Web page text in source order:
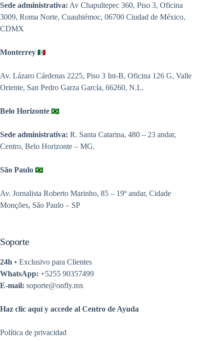
Sede administrativa: Av Chapultepec 360, Piso 3, Oficina
3009, Roma Norte, Cuauhtémoc, 06700 Ciudad de México,
CDMX
Monterrey
Av. Lázaro Cárdenas 2225, Piso 3 Int-B, Oficina 126 G, Valle
Oriente, San Pedro Garza García, 66260, N.L.
Belo Horizonte
Sede administrativa: R. Santa Catarina, 480 – 23 andar,
Centro, Belo Horizonte – MG.
São Paulo
Av. Jornalista Roberto Marinho, 85 – 19º andar, Cidade
Monções, São Paulo – SP
Soporte
24h • Exclusivo para Clientes
WhatsApp: +5255 90357499
E-mail: soporte@onfly.mx
Haz clic aquí y accede al Centro de Ayuda
Política de privacidad